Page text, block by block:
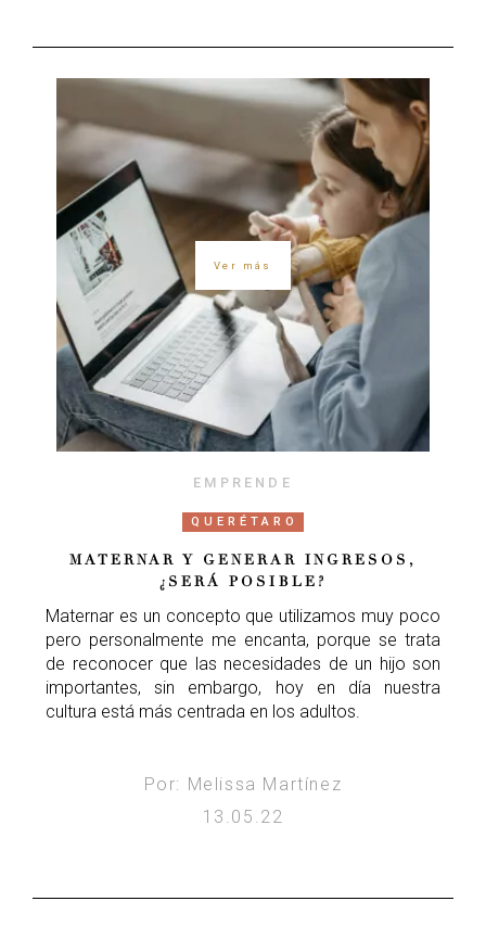
Ver más
EMPRENDE
QUERÉTARO
MATERNAR Y GENERAR INGRESOS,
¿SERÁ POSIBLE?
Maternar es un concepto que utilizamos muy poco
pero personalmente me encanta, porque se trata
de reconocer que las necesidades de un hijo son
importantes, sin embargo, hoy en día nuestra
cultura está más centrada en los adultos.
Por: Melissa Martínez
13.05.22